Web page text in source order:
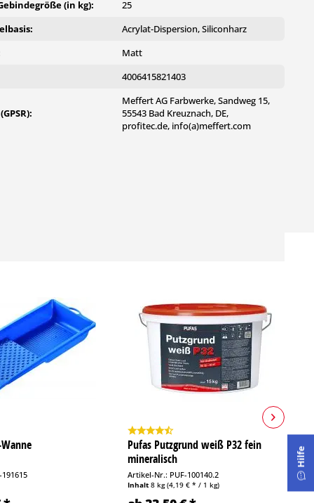
(in kg):
25
Acrylat-Dispersion, Siliconharz
Matt
4006415821403
Meffert AG Farbwerke, Sandweg 15,
55543 Bad Kreuznach, DE,
profitec.de, info(a)meffert.com
Pufas Putzgrund weiß P32 fein
mineralisch
Artikel-Nr.: PUF-100140.2
Inhalt 8 kg(4,19 € * / 1 kg)
Hilfe